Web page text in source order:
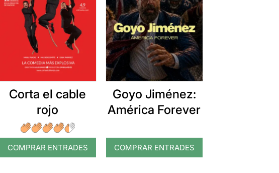
Corta el cable
rojo
COMPRAR ENTRADES
Goyo Jiménez:
América Forever
COMPRAR ENTRADES